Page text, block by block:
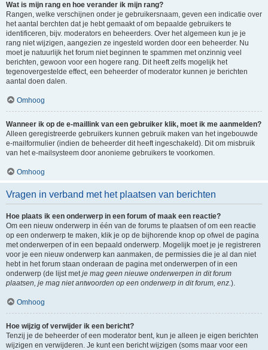
Wat is mijn rang en hoe verander ik mijn rang?
Rangen, welke verschijnen onder je gebruikersnaam, geven een indicatie over
het aantal berchten dat je hebt gemaakt of om bepaalde gebruikers te
identificeren, bijv. moderators en beheerders. Over het algemeen kun je je
rang niet wijzigen, aangezien ze ingesteld worden door een beheerder. Nu
moet je natuurlijk het forum niet beginnen te spammen met onzinnig veel
berichten, gewoon voor een hogere rang. Dit heeft zelfs mogelijk het
tegenovergestelde effect, een beheerder of moderator kunnen je berichten
aantal doen dalen.
Omhoog
Wanneer ik op de e-maillink van een gebruiker klik, moet ik me aanmelden?
Alleen geregistreerde gebruikers kunnen gebruik maken van het ingebouwde
e-mailformulier (indien de beheerder dit heeft ingeschakeld). Dit om misbruik
van het e-mailsysteem door anonieme gebruikers te voorkomen.
Omhoog
Vragen in verband met het plaatsen van berichten
Hoe plaats ik een onderwerp in een forum of maak een reactie?
Om een nieuw onderwerp in één van de forums te plaatsen of om een reactie
op een onderwerp te maken, klik je op de bijhorende knop op ofwel de pagina
met onderwerpen of in een bepaald onderwerp. Mogelijk moet je je registreren
voor je een nieuw onderwerp kan aanmaken, de permissies die je al dan niet
hebt in het forum staan onderaan de pagina met onderwerpen of in een
onderwerp (de lijst metje mag geen nieuwe onderwerpen in dit forum
plaatsen, je mag niet antwoorden op een onderwerp in dit forum, enz.).
Omhoog
Hoe wijzig of verwijder ik een bericht?
Tenzij je de beheerder of een moderator bent, kun je alleen je eigen berichten
wijzigen en verwijderen. Je kunt een bericht wijzigen (soms maar voor een